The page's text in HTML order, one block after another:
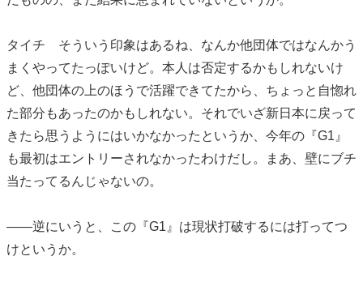
タイチ そういう印象はあるね、なんか他団体ではなんかう
まくやってたっぽいけど。本人は否定するかもしれないけ
ど、他団体の上のほうで活躍できてたから、ちょっと自惚れ
た部分もあったのかもしれない。それでいざ新日本に戻って
きたら思うようにはいかなかったというか、今年の『G1』
も最初はエントリーされなかったわけだし。まあ、壁にブチ
当たってるんじゃないの。
――逆にいうと、この『G1』は現状打破するには打ってつ
けというか。